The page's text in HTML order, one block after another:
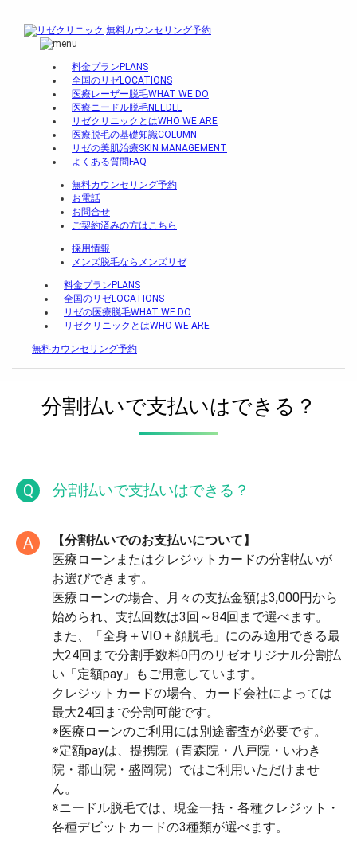
無料カウンセリング予約
料金プラン PLANS
全国のリゼLOCATIONS
医療レーザー脱毛WHAT WE DO
医療ニードル脱毛NEEDLE
リゼクリニックとはWHO WE ARE
医療脱毛の基礎知識COLUMN
リゼの美肌治療SKIN MANAGEMENT
よくある質問 FAQ
無料カウンセリング予約
お電話
お問合せ
ご契約済みの方はこちら
採用情報
メンズ脱毛ならメンズリゼ
料金プラン PLANS
全国のリゼLOCATIONS
リゼの医療脱毛WHAT WE DO
リゼクリニックとはWHO WE ARE
無料カウンセリング予約
分割払いで支払いはできる？
Q 分割払いで支払いはできる？
A
【分割払いでのお支払いについて】
医療ローンまたはクレジットカードの分割払いが
お選びできます。
医療ローンの場合、月々の支払金額は3,000円から
始められ、支払回数は3回～84回まで選べます。
また、「全身＋VIO＋顔脱毛」にのみ適用できる最
大24回まで分割手数料0円のリゼオリジナル分割払
い「定額pay」もご用意しています。
クレジットカードの場合、カード会社によっては
最大24回まで分割可能です。
※医療ローンのご利用には別途審査が必要です。
※定額payは、提携院（青森院・八戸院・いわき
院・郡山院・盛岡院）ではご利用いただけませ
ん。
※ニードル脱毛では、現金一括・各種クレジット・
各種デビットカードの3種類が選べます。